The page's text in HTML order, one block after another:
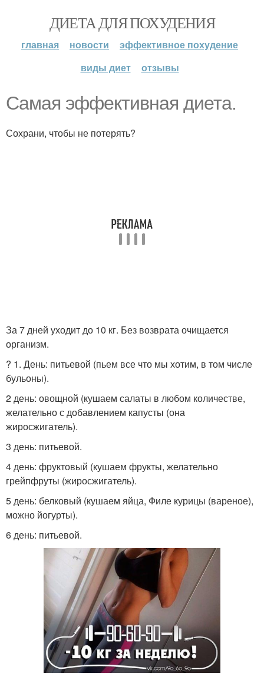
ДИЕТА ДЛЯ ПОХУДЕНИЯ
главная новости
эффективное похудение
виды диет
отзывы
Самая эффективная диета.
Сохрани, чтобы не потерять?
За 7 дней уходит до 10 кг. Без возврата очищается
организм.
? 1. День: питьевой (пьем все что мы хотим, в том числе
бульоны).
2 день: овощной (кушаем салаты в любом количестве,
желательно с добавлением капусты (она
жиросжигатель).
3 день: питьевой.
4 день: фруктовый (кушаем фрукты, желательно
грейпфруты (жиросжигатель).
5 день: белковый (кушаем яйца, Филе курицы (вареное),
можно йогурты).
6 день: питьевой.